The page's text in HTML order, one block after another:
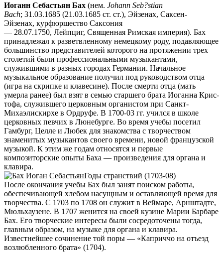
Иоганн Себастьян Бах (нем. Johann Seb?stian
Bach; 31.03.1685 (21.03.1685 ст. ст.), Эйзенах, Саксен-
Эйзенах, курфюршество Саксония
— 28.07.1750, Лейпциг, Священная Римская империя). Бах
принадлежал к разветвленному немецкому роду, подавляющее
большинство представителей которого на протяжении трех
столетий были профессиональными музыкантами,
служившими в разных городах Германии. Начальное
музыкальное образование получил под руководством отца
(игра на скрипке и клавесине). После смерти отца (мать
умерла ранее) был взят в семью старшего брата Иоганна Крис-
тофа, служившего церковным органистом при Санкт-
Михаэлискирхе в Ордруфе. В 1700-03 гг. учился в школе
церковных певчих в Люнебурге. Во время учебы посетил
Гамбург, Целле и Любек для знакомства с творчеством
знаменитых музыкантов своего времени, новой французской
музыкой. К этим же годам относятся и первые
композиторские опыты Баха — произведения для органа и
клавира.
Годы странствий (1703-08)
После окончания учебы Бах был занят поиском работы,
обеспечивающей хлебом насущным и оставляющей время для
творчества. С 1703 по 1708 он служит в Веймаре, Арнштадте,
Мюльхаузене. В 1707 женится на своей кузине Марии Барбаре
Бах. Его творческие интересы были сосредоточены тогда,
главным образом, на музыке для органа и клавира.
Известнейшее сочинение той поры — «Каприччо на отъезд
возлюбленного брата» (1704).